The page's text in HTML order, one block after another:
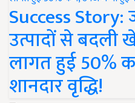
Success
उत्पादों से बदली
लागत हुई 50%
शानदार वृद्धि!